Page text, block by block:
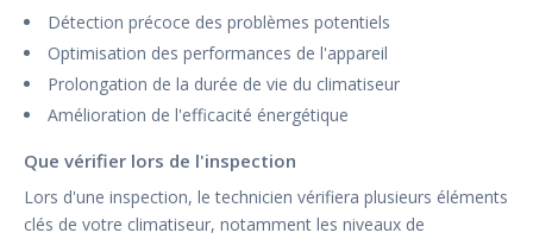
Détection précoce des problèmes potentiels
Optimisation des performances de l'appareil
Prolongation de la durée de vie du climatiseur
Amélioration de l'efficacité énergétique
Que vérifier lors de l'inspection
Lors d'une inspection, le technicien vérifiera plusieurs éléments
clés de votre climatiseur, notamment les niveaux de